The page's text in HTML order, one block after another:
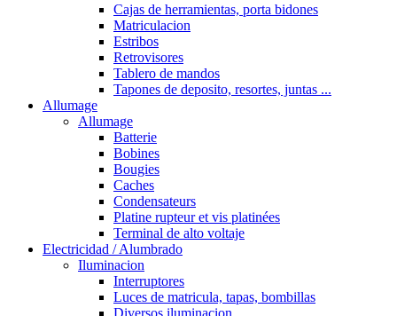
Cajas de herramientas, porta bidones
Matriculacion
Estribos
Retrovisores
Tablero de mandos
Tapones de deposito, resortes, juntas ...
Allumage
Allumage
Batterie
Bobines
Bougies
Caches
Condensateurs
Platine rupteur et vis platinées
Terminal de alto voltaje
Electricidad / Alumbrado
Iluminacion
Interruptores
Luces de matricula, tapas, bombillas